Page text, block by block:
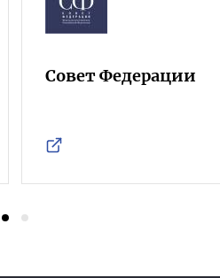
Совет Федерации